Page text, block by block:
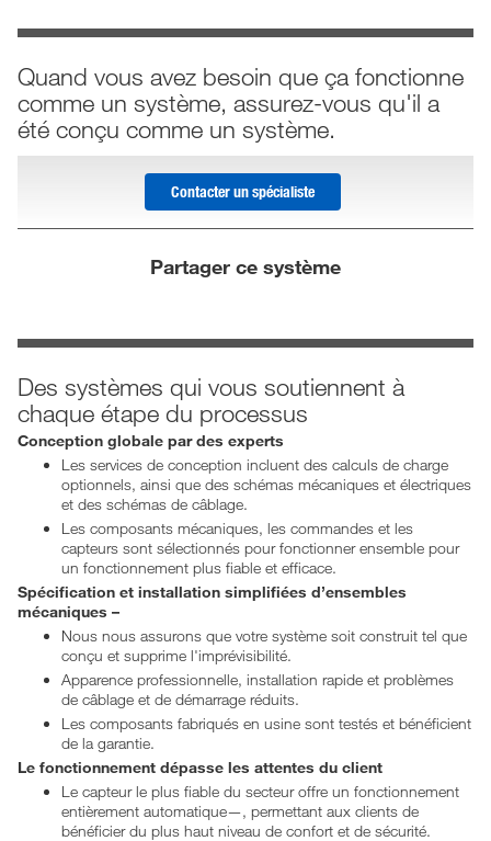
Quand vous avez besoin que ça fonctionne
comme un système, assurez-vous qu'il a
été conçu comme un système.
Contacter un spécialiste
Partager ce système
Des systèmes qui vous soutiennent à
chaque étape du processus
Conception globale par des experts
Les services de conception incluent des calculs de charge
optionnels, ainsi que des schémas mécaniques et électriques
et des schémas de câblage.
Les composants mécaniques, les commandes et les
capteurs sont sélectionnés pour fonctionner ensemble pour
un fonctionnement plus fiable et efficace.
Spécification et installation simplifiées d’ensembles
mécaniques –
Nous nous assurons que votre système soit construit tel que
conçu et supprime l'imprévisibilité.
Apparence professionnelle, installation rapide et problèmes
de câblage et de démarrage réduits.
Les composants fabriqués en usine sont testés et bénéficient
de la garantie.
Le fonctionnement dépasse les attentes du client
Le capteur le plus fiable du secteur offre un fonctionnement
entièrement automatique—, permettant aux clients de
bénéficier du plus haut niveau de confort et de sécurité.